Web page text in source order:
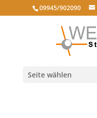
09945/902090
Seite wählen